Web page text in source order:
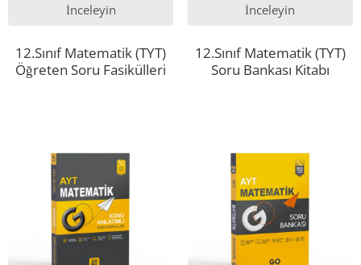
İnceleyin
12.Sınıf Matematik (TYT)
Öğreten Soru Fasikülleri
İnceleyin
12.Sınıf Matematik (TYT)
Soru Bankası Kitabı